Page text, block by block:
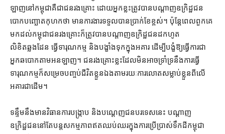
ឡាញ​នៅ​កម្ពុជា​គឺជា​ជនរងគ្រោះ ដោយ​អ្នកខ្លះ​ត្រូវ​បាន​បណ្ដាញ​ឧក្រិដ្ឋជន​
បោក​បញ្ឆោត​កុហក​ថា មាន​ការងារ​ទទួល​បាន​ប្រាក់ខែ​ខ្ពស់​។ ប៉ុន្តែ​ពេល​ពួកគេ​
មកដល់​កម្ពុជា​ជនរងគ្រោះ​ក៏​ត្រូវ​បាន​បណ្ដាញ​ឧក្រិដ្ឋជន​ដកហូត​
លិខិតឆ្លងដែន ធ្វើ​ទារុណកម្ម និង​បង្ខាំង​ទុក​ក្នុង​អគារ ដើម្បី​បង្ខំ​ឱ្យធ្វើ​ការ​ជា​
អ្នក​ឆបោក​តាម​អនឡាញ​។ ជនរងគ្រោះ​ខ្លះ​ដែល​មិនអាច​ទ្រាំទ្រ​នឹង​ការ​ធ្វើ​
ទារុណកម្ម​ក៏​សម្រេច​បញ្ចប់ជីវិត​ខ្លួនឯង​តាមរយៈ​ការ​លោត​សម្លាប់​ខ្លួន​ពីលើ​
អគារ​ជាដើម។
ទន្ទឹម​នឹង​មាន​វិធានការ​បង្ក្រាប និង​បណ្ដេញ​ជនបរទេស​នេះ បណ្ដាញ​
ឧក្រិដ្ឋជន​នៅតែ​បន្តសកម្មភាព​ឥត​ឈប់ឈរ​ក្នុង​ការ​ប្រើប្រាស់​ទឹកដី​កម្ពុជា​